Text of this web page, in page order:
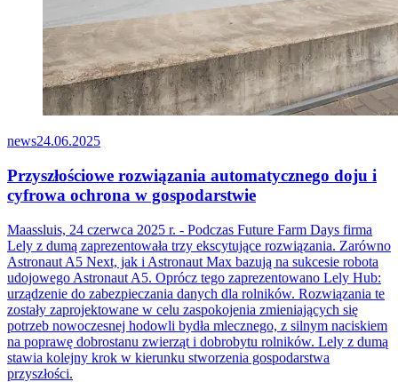
news24.06.2025
Przyszłościowe rozwiązania automatycznego doju i
cyfrowa ochrona w gospodarstwie
Maassluis, 24 czerwca 2025 r. - Podczas Future Farm Days firma
Lely z dumą zaprezentowała trzy ekscytujące rozwiązania. Zarówno
Astronaut A5 Next, jak i Astronaut Max bazują na sukcesie robota
udojowego Astronaut A5. Oprócz tego zaprezentowano Lely Hub:
urządzenie do zabezpieczania danych dla rolników. Rozwiązania te
zostały zaprojektowane w celu zaspokojenia zmieniających się
potrzeb nowoczesnej hodowli bydła mlecznego, z silnym naciskiem
na poprawę dobrostanu zwierząt i dobrobytu rolników. Lely z dumą
stawia kolejny krok w kierunku stworzenia gospodarstwa
przyszłości.